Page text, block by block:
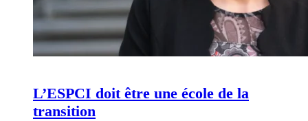
L’ESPCI doit être une école de la
transition